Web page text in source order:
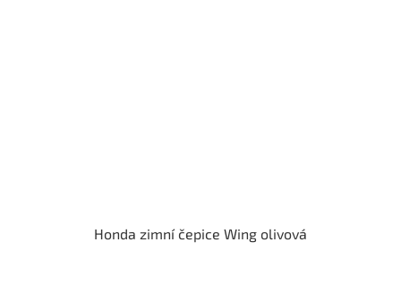
Honda zimní čepice Wing olivová